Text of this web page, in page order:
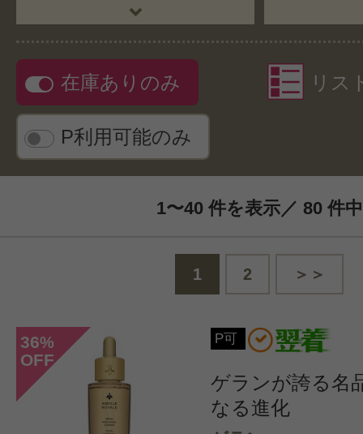
在庫ありのみ
P利用可能のみ
リス
1〜40 件を表示／ 80 件中
1 2 ＞＞
36%
OFF
P可
ゲランが誇る名
なる進化